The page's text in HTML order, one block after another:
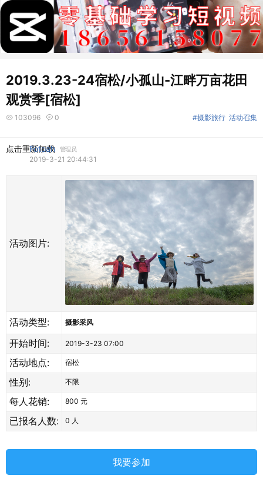
2019.3.23-24宿松/小孤山-江畔万亩花田
观赏季[宿松]
103096 0 活动召集
#摄影旅行
点击重新加载
Fotoah 管理员
2019-3-21 20:44:31
活动图片:
活动类型: 摄影采风
开始时间: 2019-3-23 07:00
活动地点: 宿松
性别: 不限
每人花销: 800 元
已报名人数: 0 人
我要参加